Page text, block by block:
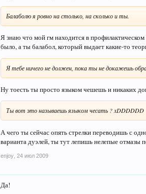
Балаболю я ровно на столько, на сколько и ты.
Я знаю что мой гм находится в профилактическом
было, а ты балабол, который выдает какие-то
Я тебе ничего не должен, пока ты не докажешь
Ну тоесть ты просто языком чешешь и никаких
Ты вот это называешь языком чесать ? xDDDDDD
А чего ты сейчас опять стрелки переводишь с
варианта дуэлей, ты тут лепишь нелепые отмазы
enjoy 24 июл 2009
Да!